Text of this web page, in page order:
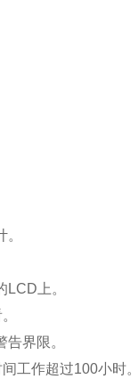
LCD 上。
界限。
工作超过100小时。